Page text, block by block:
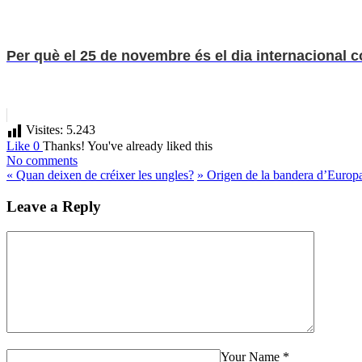
Per què el 25 de novembre és el dia internacional
Visites: 5.243
Like 0 Thanks! You've already liked this
No comments
« Quan deixen de créixer les ungles? » Origen de la bandera
Leave a Reply
Your Name *